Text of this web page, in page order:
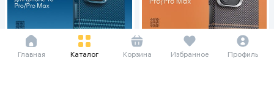
Главная Каталог Корзина Избранное Профиль